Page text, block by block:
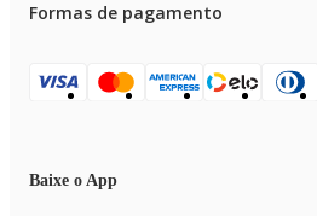
Formas de pagamento
Baixe o App